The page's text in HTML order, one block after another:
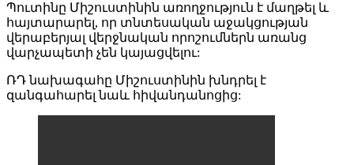
Պուտինը Միշուստինին առողջություն է մաղթել և
հայտարարել, որ տնտեսական աջակցության
վերաբերյալ վերջնական որոշումներն առանց
վարչապետի չեն կայացվելու:
ՌԴ նախագահը Միշուստինին խնդրել է
զանգահարել նաև հիվանդանոցից: